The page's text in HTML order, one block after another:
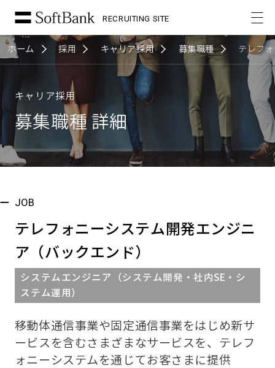
RECRUITING SITE
ホーム 採用 キャリア採用 募集職種 テレフ
キャリア採用
募集職種 詳細
JOB
テレフォニーシステム開発エンジニ
ア（バックエンド）
システムエンジニア（システム開発・社内SE・シ
ステム運用）
移動体通信事業や固定通信事業をはじめ新サ
ービスを含むさまざまなサービスを、テレフ
ォニーシステムを通じてお客さまに提供